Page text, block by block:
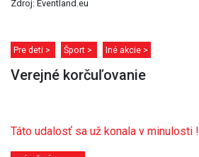
Zdroj: Eventland.eu
Pre deti > Šport > Iné akcie >
Verejné korčuľovanie
Táto udalosť sa už konala v minulosti !